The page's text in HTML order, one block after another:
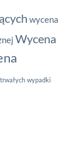
wycena
Wycena
wypadki